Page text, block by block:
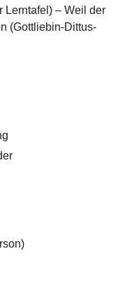
Lerntafel) – Weil der
(Gottliebin-Dittus-